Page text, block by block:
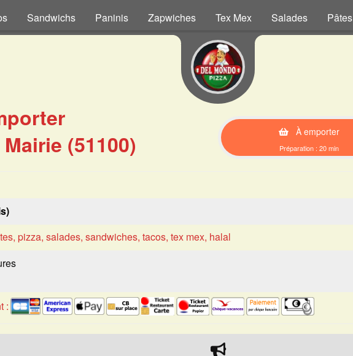
Sandwichs Paninis Zapwiches Tex Mex Salades Pâtes
(51100)
À emporter
Préparation : 20 min
pizza, salades, sandwiches, tacos, tex mex, halal
: